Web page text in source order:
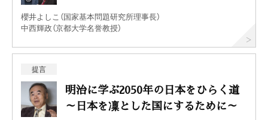
櫻井よしこ（国家基本問題研究所理事長）
中西輝政（京都大学名誉教授）
提言
明治に学ぶ2050年の日本をひらく道
～日本を凜とした国にするために～